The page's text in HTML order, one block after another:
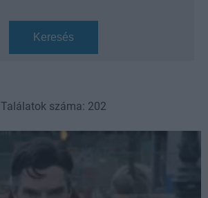
Keresés
Találatok száma: 202